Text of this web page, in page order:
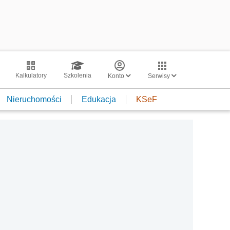
Kalkulatory Szkolenia Konto Serwisy
Nieruchomości Edukacja KSeF